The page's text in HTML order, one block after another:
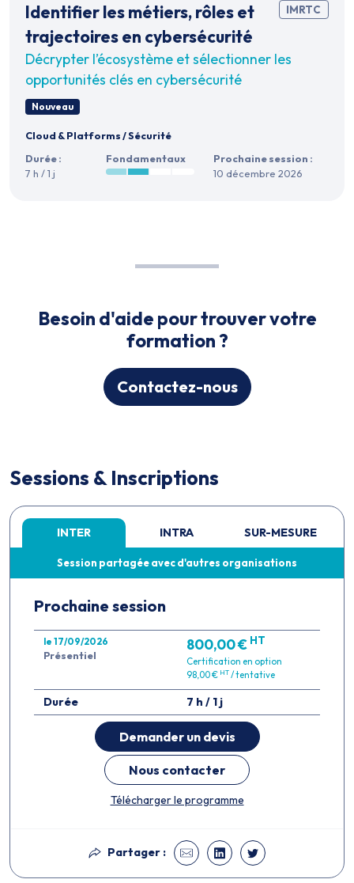
IMRTC
Identifier les métiers, rôles et
trajectoires en cybersécurité
Décrypter l’écosystème et sélectionner les
opportunités clés en cybersécurité
Nouveau
Cloud & Platforms/Sécurité
Durée :
7 h / 1 j
Fondamentaux
Prochaine session :
10 décembre 2026
Besoin d'aide pour trouver votre
formation ?
Contactez-nous
Sessions & Inscriptions
INTER INTRA SUR-MESURE
Session partagée avec d'autres organisations
Prochaine session
le 17/09/2026
Présentiel
800,00 € HT
Certification en option
98,00 € HT/ tentative
Durée 7 h / 1 j
Demander un devis
Nous contacter
Télécharger le programme
Partager :